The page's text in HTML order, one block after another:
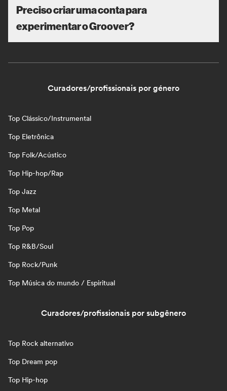
Preciso criar uma conta para
experimentar o Groover?
Curadores/profissionais por género
Top Clássico/Instrumental
Top Eletrônica
Top Folk/Acústico
Top Hip-hop/Rap
Top Jazz
Top Metal
Top Pop
Top R&B/Soul
Top Rock/Punk
Top Música do mundo / Espiritual
Curadores/profissionais por subgênero
Top Rock alternativo
Top Dream pop
Top Hip-hop